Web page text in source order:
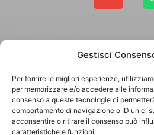
Gestisci
Per fornire le migliori esperienze,
per memorizzare e/o accedere alle
consenso a queste tecnologie ci
comportamento di navigazione o ID unici
acconsentire o ritirare il consenso può
caratteristiche e funzioni.
Copyright 2025 - Giallo Sun sas di Sandonà
35010 Massanzago PD |